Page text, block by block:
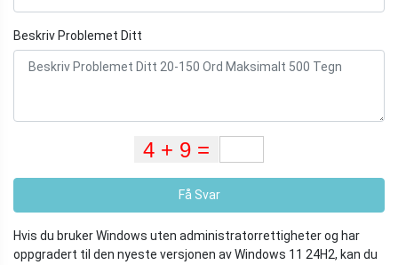
Beskriv Problemet Ditt
Få Svar
Hvis du bruker Windows uten administratorrettigheter og har
oppgradert til den nyeste versjonen av Windows 11 24H2, kan du